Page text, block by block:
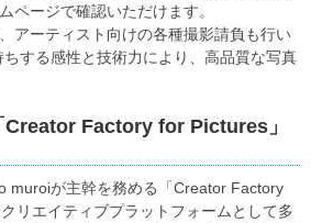
ページで確認いただけます。
アーティスト向けの各種撮影請負も行い
する感性と技術力により、高品質な写真
Creator Factory for Pictures」
muroiが主幹を務める「Creator Factory
リエイティブプラットフォームとして多